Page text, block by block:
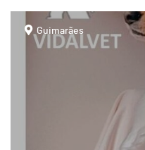
Guimarães